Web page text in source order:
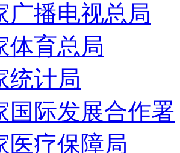
广播电视总局
体育总局
统计局
国际发展合作署
医疗保障局